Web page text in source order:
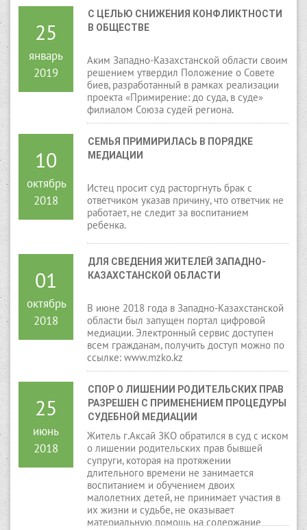
25
январь
2019
С ЦЕЛЬЮ СНИЖЕНИЯ КОНФЛИКТНОСТИ
В ОБЩЕСТВЕ
Аким Западно-Казахстанской области своим
решением утвердил Положение о Совете
биев, разработанный в рамках реализации
проекта «Примирение: до суда, в суде»
филиалом Союза судей региона.
10
октябрь
2018
СЕМЬЯ ПРИМИРИЛАСЬ В ПОРЯДКЕ
МЕДИАЦИИ
Истец просит суд расторгнуть брак с
ответчиком указав причину, что ответчик не
работает, не следит за воспитанием
ребенка.
01
октябрь
2018
ДЛЯ СВЕДЕНИЯ ЖИТЕЛЕЙ ЗАПАДНО-
КАЗАХСТАНСКОЙ ОБЛАСТИ
В июне 2018 года в Западно-Казахстанской
области был запущен портал цифровой
медиации. Электронный сервис доступен
всем гражданам, получить доступ можно по
ссылке: www.mzko.kz
25
июнь
2018
СПОР О ЛИШЕНИИ РОДИТЕЛЬСКИХ ПРАВ
РАЗРЕШЕН С ПРИМЕНЕНИЕМ ПРОЦЕДУРЫ
СУДЕБНОЙ МЕДИАЦИИ
Житель г.Аксай ЗКО обратился в суд с иском
о лишении родительских прав бывшей
супруги, которая на протяжении
длительного времени не занимается
воспитанием и обучением двоих
малолетних детей, не принимает участия в
их жизни и судьбе, не оказывает
материальную помощь на содержание